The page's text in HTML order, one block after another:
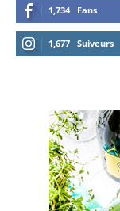
1,734 Fans
1,677 Suiveurs